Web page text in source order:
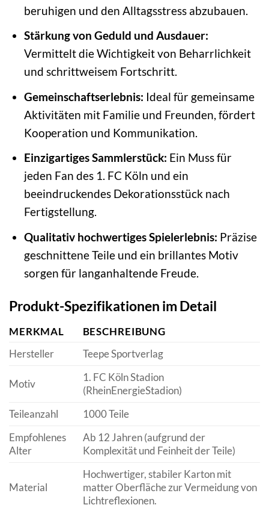
beruhigen und den Alltagsstress abzubauen.
Stärkung von Geduld und Ausdauer:
Vermittelt die Wichtigkeit von Beharrlichkeit
und schrittweisem Fortschritt.
Gemeinschaftserlebnis: Ideal für gemeinsame
Aktivitäten mit Familie und Freunden, fördert
Kooperation und Kommunikation.
Einzigartiges Sammlerstück: Ein Muss für
jeden Fan des 1. FC Köln und ein
beeindruckendes Dekorationsstück nach
Fertigstellung.
Qualitativ hochwertiges Spielerlebnis: Präzise
geschnittene Teile und ein brillantes Motiv
sorgen für langanhaltende Freude.
Produkt-Spezifikationen im Detail
MERKMAL
BESCHREIBUNG
Hersteller
Teepe Sportverlag
Motiv
1. FC Köln Stadion
(RheinEnergieStadion)
Teileanzahl
1000 Teile
Empfohlenes
Alter
Ab 12 Jahren (aufgrund der
Komplexität und Feinheit der Teile)
Material
Hochwertiger, stabiler Karton mit
matter Oberfläche zur Vermeidung von
Lichtreflexionen.